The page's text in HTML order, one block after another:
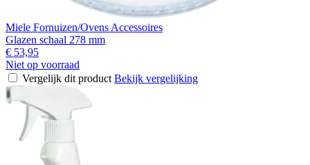
Miele Fornuizen/Ovens Accessoires
Glazen schaal 278 mm
€ 53,95
Niet op voorraad
Vergelijk dit product Bekijk vergelijking